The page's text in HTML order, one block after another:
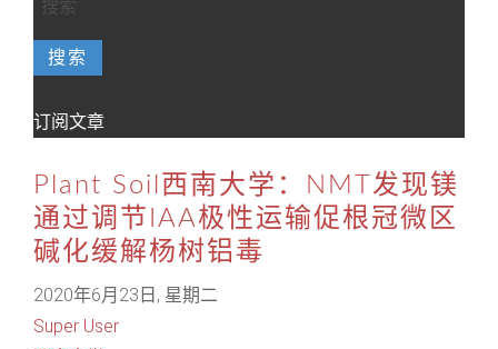
搜索
订阅文章
Plant Soil西南大学：NMT发现镁
通过调节IAA极性运输促根冠微区
碱化缓解杨树铝毒
2020年6月23日, 星期二
Super User